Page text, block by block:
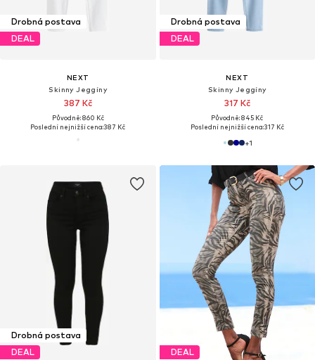
Drobná postava
DEAL
NEXT
Skinny Jeggíny
387 Kč
Původně: 860 Kč
Poslední nejnižší cena:387 Kč
Drobná postava
DEAL
NEXT
Skinny Jeggíny
317 Kč
Původně: 845 Kč
Poslední nejnižší cena:317 Kč
+1
Drobná postava
DEAL
DEAL